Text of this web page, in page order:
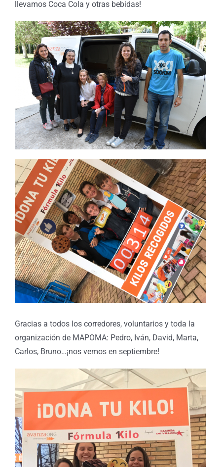
llevamos Coca Cola y otras bebidas!
Gracias a todos los corredores, voluntarios y toda la
organización de MAPOMA: Pedro, Iván, David, Marta,
Carlos, Bruno…¡nos vemos en septiembre!